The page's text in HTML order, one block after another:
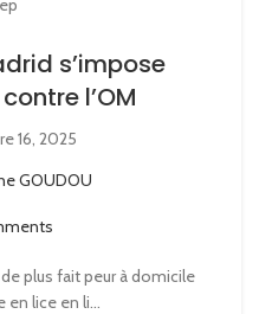
s’impose
l’OM
16, 2025
GOUDOU
plus fait peur à domicile
en lice en li...